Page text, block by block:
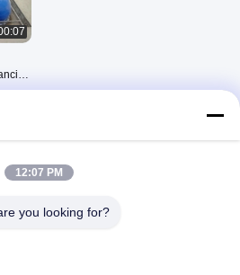
12:07 PM
you looking for?